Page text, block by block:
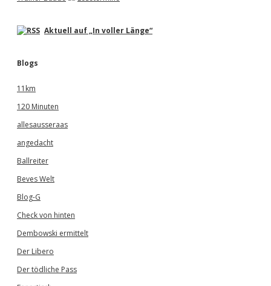
Aktuell auf „In voller Länge“
Blogs
11km
120 Minuten
allesausseraas
angedacht
Ballreiter
Beves Welt
Blog-G
Check von hinten
Dembowski ermittelt
Der Libero
Der tödliche Pass